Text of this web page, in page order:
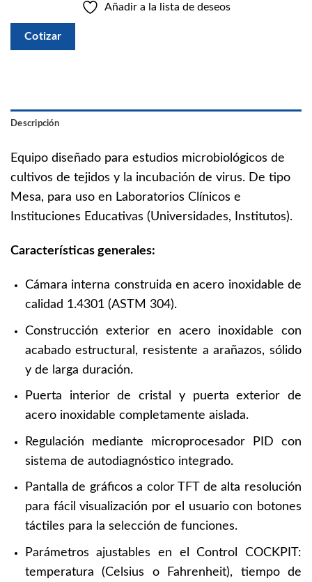
Añadir a la lista de deseos
Cotizar
Descripción
Equipo diseñado para estudios microbiológicos de
cultivos de tejidos y la incubación de virus. De tipo
Mesa, para uso en Laboratorios Clínicos e
Instituciones Educativas (Universidades, Institutos).
Características generales:
Cámara interna construida en acero inoxidable de
calidad 1.4301 (ASTM 304).
Construcción exterior en acero inoxidable con
acabado estructural, resistente a arañazos, sólido
y de larga duración.
Puerta interior de cristal y puerta exterior de
acero inoxidable completamente aislada.
Regulación mediante microprocesador PID con
sistema de autodiagnóstico integrado.
Pantalla de gráficos a color TFT de alta resolución
para fácil visualización por el usuario con botones
táctiles para la selección de funciones.
Parámetros ajustables en el Control COCKPIT:
temperatura (Celsius o Fahrenheit), tiempo de